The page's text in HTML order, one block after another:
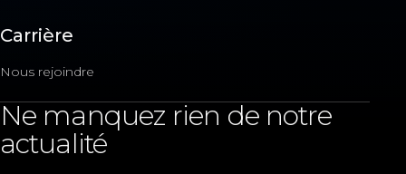
Carrière
Nous rejoindre
Ne manquez rien de notre
actualité